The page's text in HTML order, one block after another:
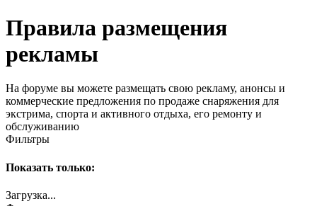
Правила размещения
рекламы
На форуме вы можете размещать свою рекламу, анонсы и
коммерческие предложения по продаже снаряжения для
экстрима, спорта и активного отдыха, его ремонту и
обслуживанию
Фильтры
Показать только:
Загрузка...